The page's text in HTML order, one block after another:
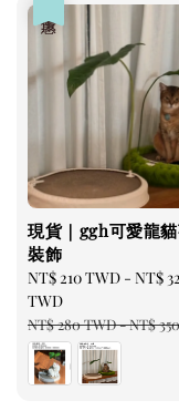
現貨｜ggh可愛龍
裝飾
Sale
price
NT$ 210 TWD - NT$
TWD
Regular
price
NT$ 280 TWD-NT$